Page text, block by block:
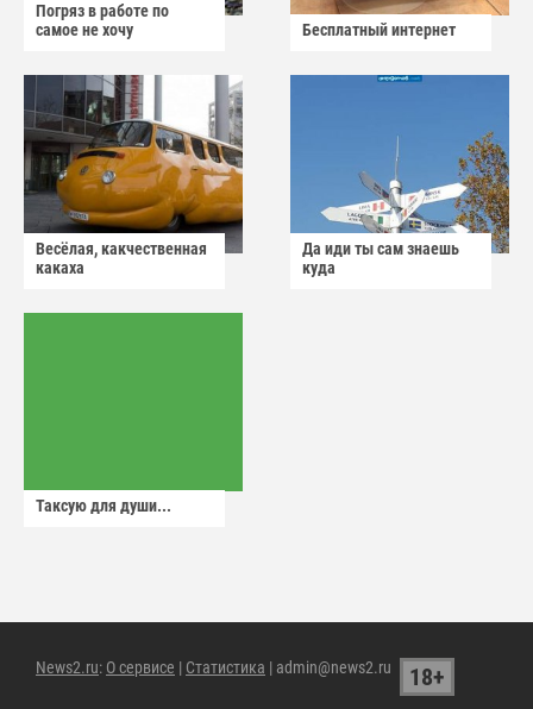
Погряз в работе по
самое не хочу
Бесплатный интернет
Весёлая, какчественная
какаха
Да иди ты сам знаешь
куда
Таксую для души...
News2.ru: О сервисе | Статистика | admin@news2.ru 18+